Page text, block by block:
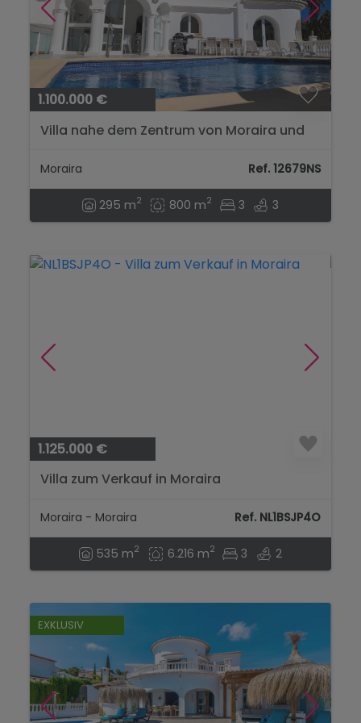
1.100.000 €
Villa nahe dem Zentrum von Moraira und
Blick...
Moraira Ref. 12679NS
295 m2 800 m2 3 3
1.125.000 €
Villa zum Verkauf in Moraira
Moraira - Moraira Ref. NL1BSJP4O
535 m2 6.216 m2 3 2
EXKLUSIV